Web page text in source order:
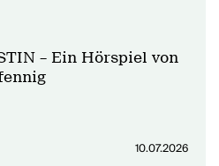
– Ein Hörspiel von
10.07.2026